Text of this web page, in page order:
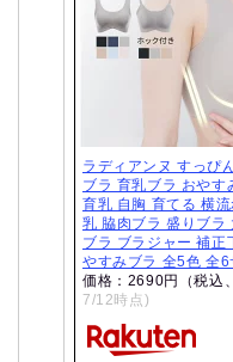
ラディアンヌ すっぴ
ブラ 育乳ブラ おやす
育乳 自胸 育てる 横
乳 脇肉ブラ 盛りブラ
ブラ ブラジャー 補正
やすみブラ 全5色 全6
価格：2690円（税込
7/12時点)